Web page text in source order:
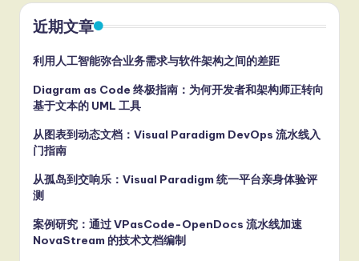
近期文章
利用人工智能弥合业务需求与软件架构之间的差距
Diagram as Code 终极指南：为何开发者和架构师正转向
基于文本的 UML 工具
从图表到动态文档：Visual Paradigm DevOps 流水线入
门指南
从孤岛到交响乐：Visual Paradigm 统一平台亲身体验评
测
案例研究：通过 VPasCode-OpenDocs 流水线加速
NovaStream 的技术文档编制